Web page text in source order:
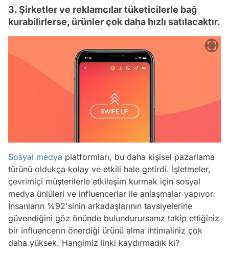
3. Şirketler ve reklamcılar tüketicilerle bağ
kurabilirlerse, ürünler çok daha hızlı satılacaktır.
Sosyal medya platformları, bu daha kişisel pazarlama
türünü oldukça kolay ve etkili hale getirdi. İşletmeler,
çevrimiçi müşterilerle etkileşim kurmak için sosyal
medya ünlüleri ve influencerlar ile anlaşmalar yapıyor.
İnsanların %92'sinin arkadaşlarının tavsiyelerine
güvendiğini göz önünde bulundurursanız takip ettiğiniz
bir influencerın önerdiği ürünü alma ihtimaliniz çok
daha yüksek. Hangimiz linki kaydırmadık ki?